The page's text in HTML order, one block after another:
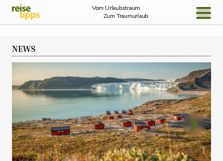
Skip to Content
Vom Urlaubstraum
Zum Traumurlaub
REISEIDEEN
NEWS